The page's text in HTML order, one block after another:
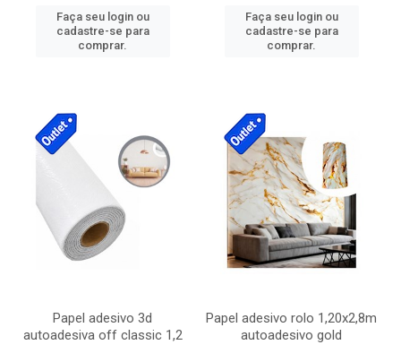
Faça seu login ou
cadastre-se para
comprar.
Faça seu login ou
cadastre-se para
comprar.
Papel adesivo 3d
autoadesiva off classic 1,2
Papel adesivo rolo 1,20x2,8m
autoadesivo gold